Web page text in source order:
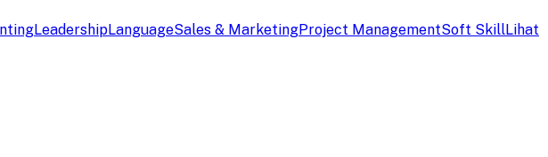
LeadershipLanguageSales & MarketingProject ManagementSoft SkillLihat